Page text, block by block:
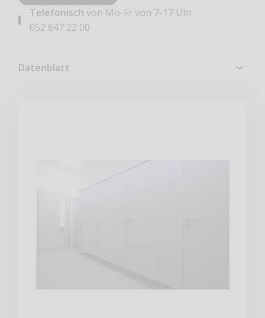
Telefonisch von Mo-Fr von 7-17 Uhr
052 647 22 00
Datenblatt